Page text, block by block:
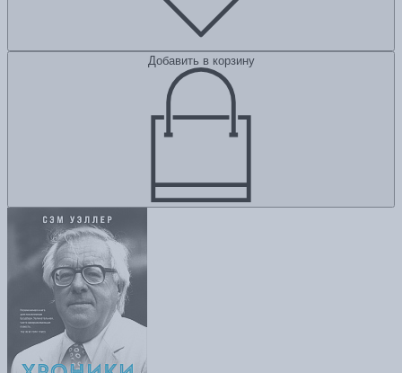
Добавить в корзину